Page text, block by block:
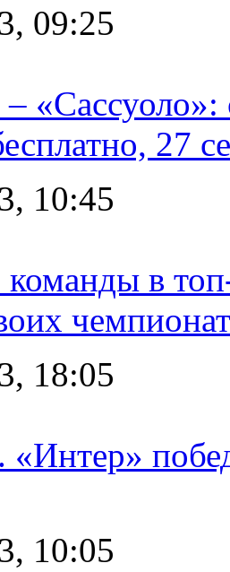
09:25
27
10:45
команды в
18:05
10:05